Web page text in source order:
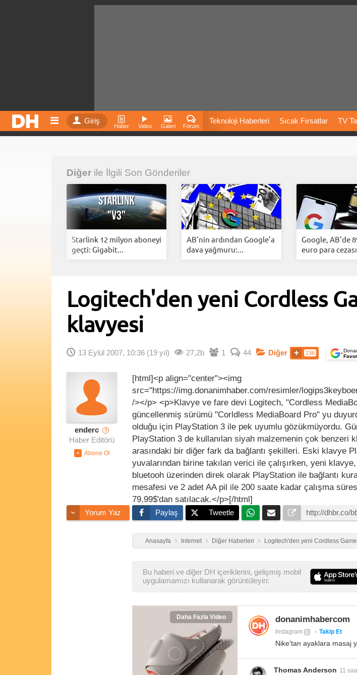
Giriş
Haber Video Galeri Forum
Teknoloji Haberleri Sıcak Fırsatlar TV
İnstagram Dondurma İnstagram Mü
Diğer ile İlgili Son Gönderiler
Starlink 12 milyon aboneyi
geçti: Gigabit...
AB'nin ardından Google'a
dava yağmuru:...
Google, AB'de
euro para
Logitech'den yeni Cordless
klavyesi
13 Eylül 2007, 10:36 (19 yıl) 27,2b 1 44 Diğer 236 +
enderc ?
Haber Editörü
[html]<p align="center"><img
src="https://img.donanimhaber.com/resimler/
/></p> <p>Klavye ve fare devi Logitech, "Cordless
güncellenmiş sürümü "Corldless MediaBoard Pro" yu
olduğu için PlayStation 3 ile pek uyumlu gözükmüyordu.
PlayStation 3 de kullanılan siyah malzemenin çok benzeri
arasındaki bir diğer fark da bağlantı şekilleri. Eski klavye
yuvalarından birine takılan verici ile çalışırken, yeni
bluetooh üzerinden direk olarak PlayStation ile bağlantı
mesafesi ve 2 adet AA pil ile 200 saate kadar çalışma
79.99$'dan satılacak.</p>[/html]
Yorum Yaz Paylaş Tweetle
Anasayfa Internet Diğer Haberleri Logitech'den yeni Cordless
Bu haberi ve diğer DH içeriklerini, gelişmiş mobil
uygulamamızı kullanarak görüntüleyin:
Daha Fazla Video donanimhabercom
Instagram Takip Et
Nike'tan ayaklara masaj
Thomas Anderson 11